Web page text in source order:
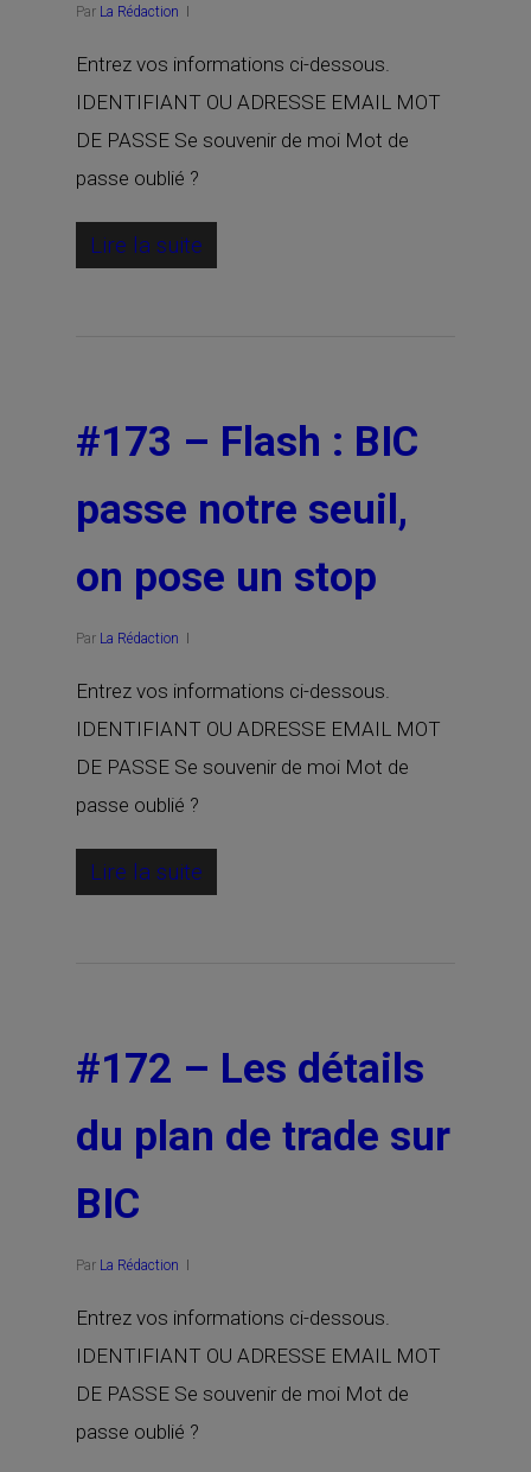
Par La Rédaction
Entrez vos informations ci-dessous.
IDENTIFIANT OU ADRESSE EMAIL MOT
DE PASSE Se souvenir de moi Mot de
passe oublié ?
Lire la suite
#173 – Flash : BIC
passe notre seuil,
on pose un stop
Par La Rédaction
Entrez vos informations ci-dessous.
IDENTIFIANT OU ADRESSE EMAIL MOT
DE PASSE Se souvenir de moi Mot de
passe oublié ?
Lire la suite
#172 – Les détails
du plan de trade sur
BIC
Par La Rédaction
Entrez vos informations ci-dessous.
IDENTIFIANT OU ADRESSE EMAIL MOT
DE PASSE Se souvenir de moi Mot de
passe oublié ?